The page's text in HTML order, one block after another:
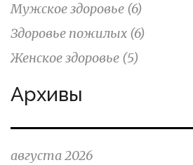
Мужское здоровье (6)
Здоровье пожилых (6)
Женское здоровье (5)
Архивы
августа 2026